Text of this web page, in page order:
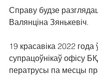
Справу будзе
Валянціна Зянькевіч.
19 красавіка 2022 года
супрацоўнікаў офісу
ператрусы па месцы